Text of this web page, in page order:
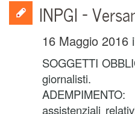
INPGI –
16 Maggio 2016
SOGGETTI
giornalisti.
assistenziali